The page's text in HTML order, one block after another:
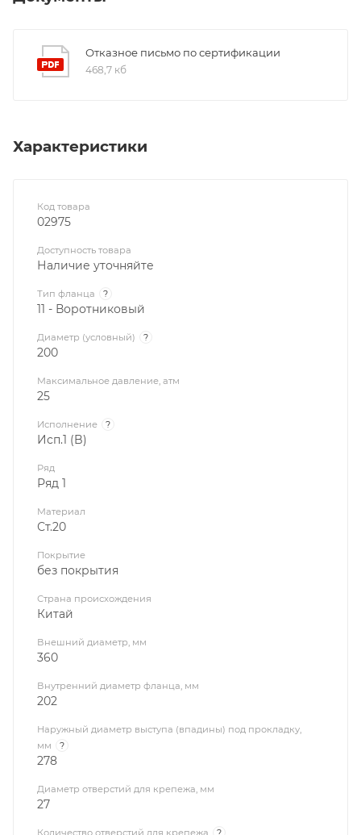
Отказное письмо по сертификации
468,7 кб
Характеристики
Код товара
02975
Доступность товара
Наличие уточняйте
Тип фланца ?
11 - Воротниковый
Диаметр (условный) ?
200
Максимальное давление, атм
25
Исполнение ?
Исп.1 (B)
Ряд
Ряд 1
Материал
Ст.20
Покрытие
без покрытия
Страна происхождения
Китай
Внешний диаметр, мм
360
Внутренний диаметр фланца, мм
202
Наружный диаметр выступа (впадины) под прокладку,
мм
?
278
Диаметр отверстий для крепежа, мм
27
Количество отверстий для крепежа ?